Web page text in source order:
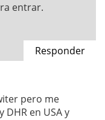
entrar.
Responder
pero me
DHR en USA y